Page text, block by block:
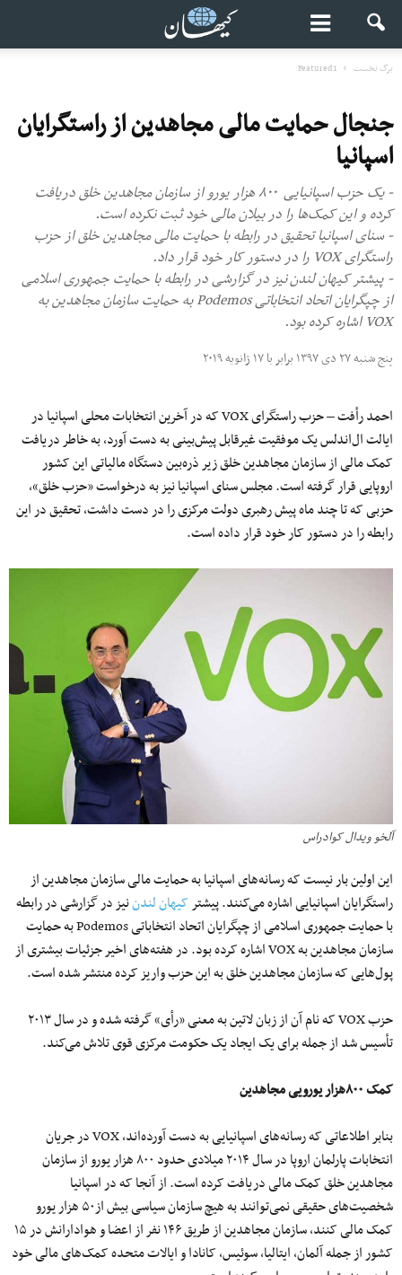
برگ نخست Featured1
جنجال حمایت مالی مجاهدین از راستگرایان
اسپانیا
- یک حزب اسپانیایی ۸۰۰ هزار یورو از سازمان مجاهدین خلق دریافت
کرده و این کمک‌ها را در بیلان مالی خود ثبت نکرده است.
- سنای اسپانیا تحقیق در رابطه با حمایت مالی مجاهدین خلق از حزب
راستگرای VOX را در دستور کار خود قرار داد.
- پیشتر کیهان لندن نیز در گزارشی در رابطه با حمایت جمهوری اسلامی
از چپگرایان اتحاد انتخاباتی Podemos به حمایت سازمان مجاهدین به
VOX اشاره کرده بود.
پنج شنبه ۲۷ دی ۱۳۹۷ برابر با ۱۷ ژانویه ۲۰۱۹
احمد رأفت – حزب راستگرای VOX که در آخرین انتخابات محلی اسپانیا در
ایالت ال‌اندلس یک موفقیت غیرقابل پیش‌بینی به دست آورد، به خاطر دریافت
کمک مالی از سازمان مجاهدین خلق زیر ذره‌بین دستگاه مالیاتی این کشور
اروپایی قرار گرفته است. مجلس سنای اسپانیا نیز به درخواست «حزب خلق»،
حزبی که تا چند ماه پیش رهبری دولت مرکزی را در دست داشت، تحقیق در این
رابطه را در دستور کار خود قرار داده است.
آلخو ویدال کوادراس
این اولین بار نیست که رسانه‌های اسپانیا به حمایت مالی سازمان مجاهدین از
راستگرایان اسپانیایی اشاره می‌کنند. پیشترکیهان لندننیز در گزارشی در رابطه
با حمایت جمهوری اسلامی از چپگرایان اتحاد انتخاباتی Podemos به حمایت
سازمان مجاهدین به VOX اشاره کرده بود. در هفته‌های اخیر جزئیات بیشتری از
پول‌هایی که سازمان مجاهدین خلق به این حزب واریز کرده‌ منتشر شده است.
حزب VOX که نام آن از زبان لاتین به معنی «رأی» گرفته شده و در سال ۲۰۱۳
تأسیس شد از جمله برای یک ایجاد یک حکومت مرکزی قوی تلاش می‌کند.
کمک ۸۰۰هزار یورویی مجاهدین
بنابر اطلاعاتی که رسانه‌های اسپانیایی به دست آورده‌اند، VOX در جریان
انتخابات پارلمان اروپا در سال ۲۰۱۴ میلادی حدود ۸۰۰ هزار یورو از سازمان
مجاهدین خلق کمک مالی دریافت کرده است. از آنجا که در اسپانیا
شخصیت‌های حقیقی نمی‌توانند به هیچ سازمان سیاسی بیش از۵۰ هزار یورو
کمک مالی کنند، سازمان مجاهدین از طریق ۱۴۶ نفر از اعضا و هوادارانش در ۱۵
کشور از جمله آلمان، ایتالیا، سوئیس، کانادا و ایالات متحده کمک‌های مالی خود